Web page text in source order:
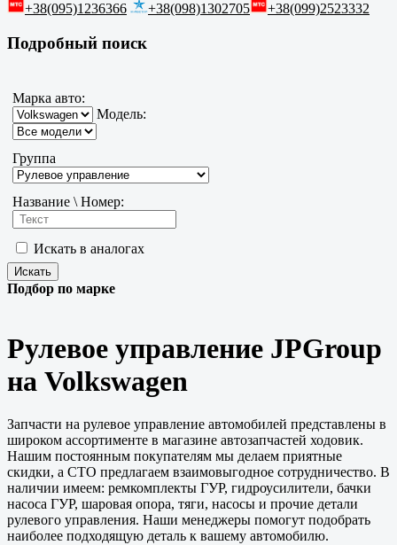
+38(095)1236366 +38(098)1302705 +38(099)2523332
Подробный поиск
Марка авто:
Модель:
Группа
Название \ Номер:
Искать в аналогах
Подбор по марке
Рулевое управление JPGroup
на Volkswagen
Запчасти на рулевое управление автомобилей представлены в
широком ассортименте в магазине автозапчастей ходовик.
Нашим постоянным покупателям мы делаем приятные
скидки, а СТО предлагаем взаимовыгодное сотрудничество. В
наличии имеем: ремкомплекты ГУР, гидроусилители, бачки
насоса ГУР, шаровая опора, тяги, насосы и прочие детали
рулевого управления. Наши менеджеры помогут подобрать
наиболее подходящую деталь к вашему автомобилю.